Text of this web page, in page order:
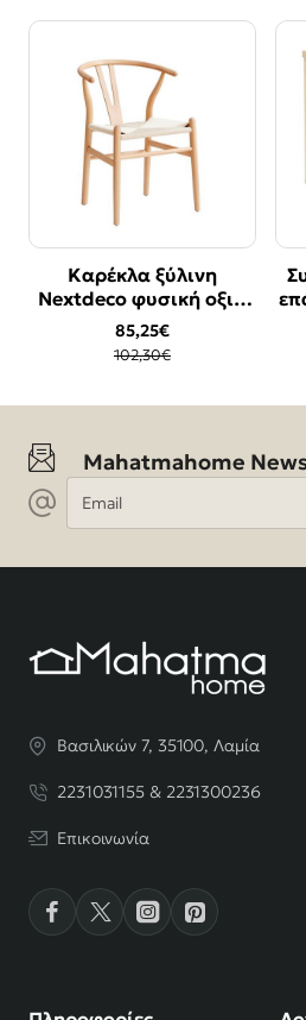
Bestseller
-17%
Καρέκλα ξύλινη
Nextdeco φυσική οξιά
Υ76χ53.3x57εκ.
85,25€
102,30€
Mahatmahome
Email
Βασιλικών 7, 35100, Λαμία
2231031155 & 2231300236
Επικοινωνία